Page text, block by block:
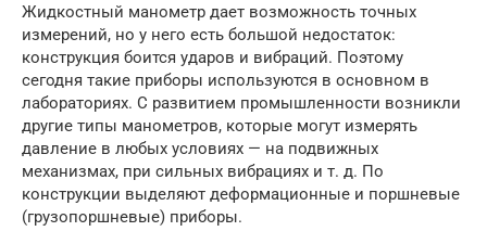
Жидкостный манометр дает возможность точных
измерений, но у него есть большой недостаток:
конструкция боится ударов и вибраций. Поэтому
сегодня такие приборы используются в основном в
лабораториях. С развитием промышленности возникли
другие типы манометров, которые могут измерять
давление в любых условиях — на подвижных
механизмах, при сильных вибрациях и т. д. По
конструкции выделяют деформационные и поршневые
(грузопоршневые) приборы.